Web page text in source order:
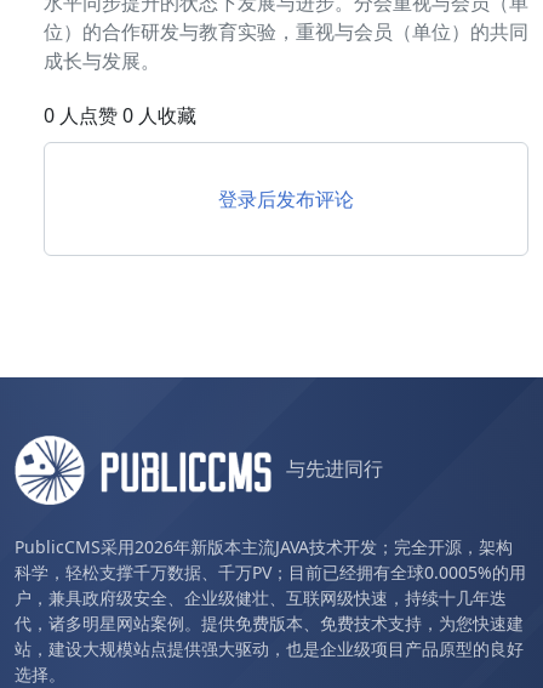
位）的合作研发与教育实验，重视与会员（单位）的共同
成长与发展。
0 人点赞 0 人收藏
登录后发布评论
与先进同行
PublicCMS采用2026年新版本主流JAVA技术开发；完全开源，架构
科学，轻松支撑千万数据、千万PV；目前已经拥有全球0.0005%的用
户，兼具政府级安全、企业级健壮、互联网级快速，持续十几年迭
代，诸多明星网站案例。提供免费版本、免费技术支持，为您快速建
站，建设大规模站点提供强大驱动，也是企业级项目产品原型的良好
选择。